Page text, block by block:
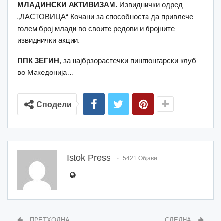
МЛАДИНСКИ АКТИВИЗАМ. Извиднички одред
„ЛАСТОВИЦА“ Кочани за способноста да привлече
голем број млади во своите редови и бројните
извиднички акции.
ППК ЗЕГИН, за најбрзорастечки пингпонгарски клуб
во Македонија…
Сподели
Istok Press 5421 Објави